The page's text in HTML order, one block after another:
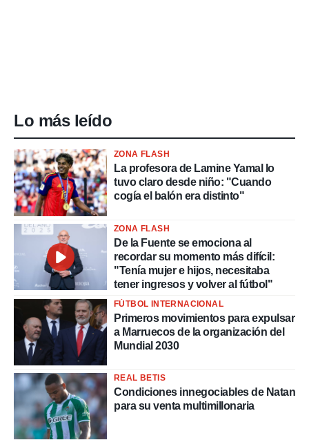
Lo más leído
ZONA FLASH
La profesora de Lamine Yamal lo
tuvo claro desde niño: "Cuando
cogía el balón era distinto"
ZONA FLASH
De la Fuente se emociona al
recordar su momento más difícil:
"Tenía mujer e hijos, necesitaba
tener ingresos y volver al fútbol"
FÚTBOL INTERNACIONAL
Primeros movimientos para expulsar
a Marruecos de la organización del
Mundial 2030
REAL BETIS
Condiciones innegociables de Natan
para su venta multimillonaria